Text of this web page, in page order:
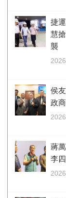
捷
慧
襲
侯
政
蔣
李